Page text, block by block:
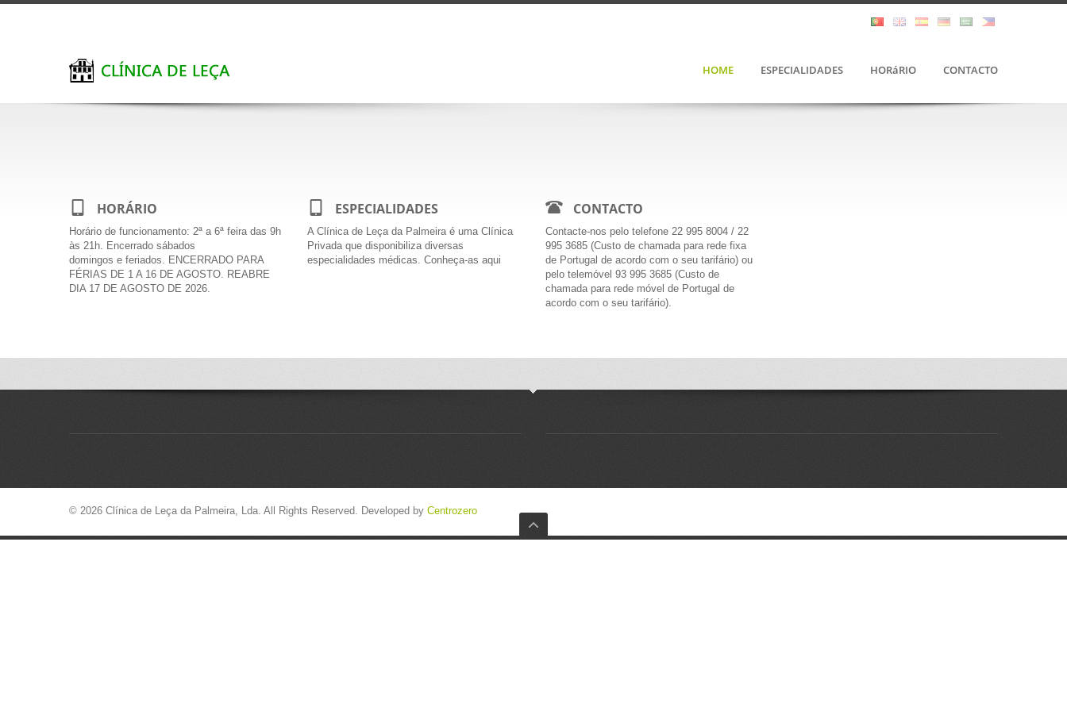
HOME ESPECIALIDADES HORáRIO CONTACTO
HORÁRIO
Horário de funcionamento: 2ª a 6ª feira das 9h
às 21h. Encerrado sábados
domingos e feriados. ENCERRADO PARA
FÉRIAS DE 1 A 16 DE AGOSTO. REABRE
DIA 17 DE AGOSTO DE 2026.
ESPECIALIDADES
A Clí­nica de Leça da Palmeira é uma Clí­nica
Privada que disponibiliza diversas
especialidades médicas. Conheça-as aqui
3 CONTACTO
Contacte-nos pelo telefone 22 995 8004 / 22
995 3685 (Custo de chamada para rede fixa
de Portugal de acordo com o seu tarifário) ou
pelo telemóvel 93 995 3685 (Custo de
chamada para rede móvel de Portugal de
acordo com o seu tarifário).
© 2026 Clínica de Leça da Palmeira, Lda. All Rights Reserved. Developed by Centrozero